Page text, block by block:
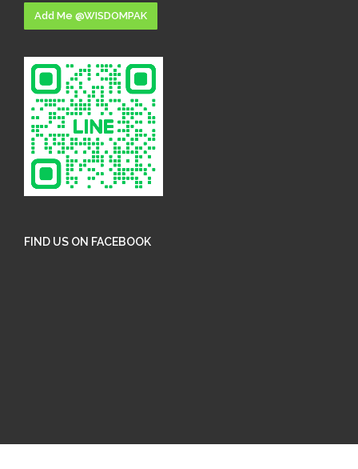
Add Me @WISDOMPAK
FIND US ON FACEBOOK